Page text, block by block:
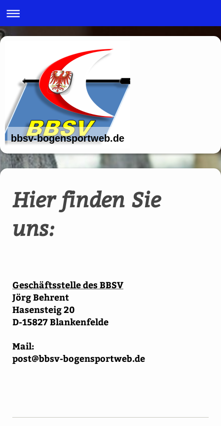
bbsv-bogensportweb.de
Hier finden Sie
uns:
Geschäftsstelle des BBSV
Jörg Behrent
Hasensteig 20
D-15827 Blankenfelde
Mail:
post@bbsv-bogensportweb.de